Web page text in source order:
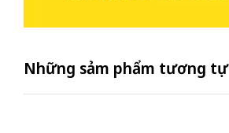
Những sảm phẩm tương tự